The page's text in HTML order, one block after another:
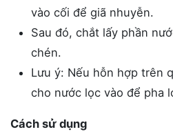
vào cối để giã nhuyễn.
Sau đó, chắt lấy phần
chén.
Lưu ý: Nếu hỗn hợp trên
cho nước lọc vào để pha
Cách sử dụng